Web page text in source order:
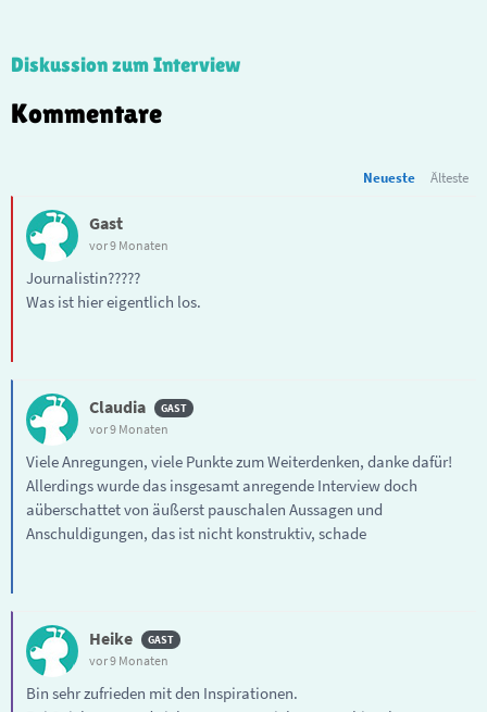
Diskussion zum Interview
Kommentare
Neueste Älteste
Gast
vor 9 Monaten
Journalistin?????
Was ist hier eigentlich los.
Claudia
vor 9 Monaten
Viele Anregungen, viele Punkte zum Weiterdenken, danke dafür!
Allerdings wurde das insgesamt anregende Interview doch
aüberschattet von äußerst pauschalen Aussagen und
Anschuldigungen, das ist nicht konstruktiv, schade
Heike
vor 9 Monaten
Bin sehr zufrieden mit den Inspirationen.